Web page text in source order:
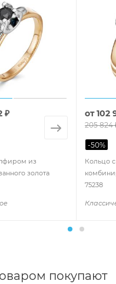
из
золота
₽
Кольцо
75238
от102
205 824
-50%
покупают